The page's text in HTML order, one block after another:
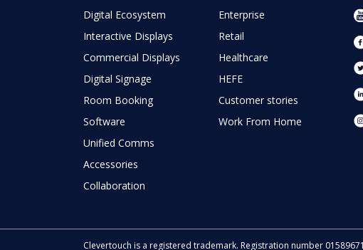
Digital Ecosystem
Interactive Displays
Commercial Displays
Digital Signage
Room Booking
Software
Unified Comms
Accessories
Collaboration
Enterprise
Retail
Healthcare
HEFE
Customer stories
Work From Home
Clevertouch is a registered trademark. Registration number